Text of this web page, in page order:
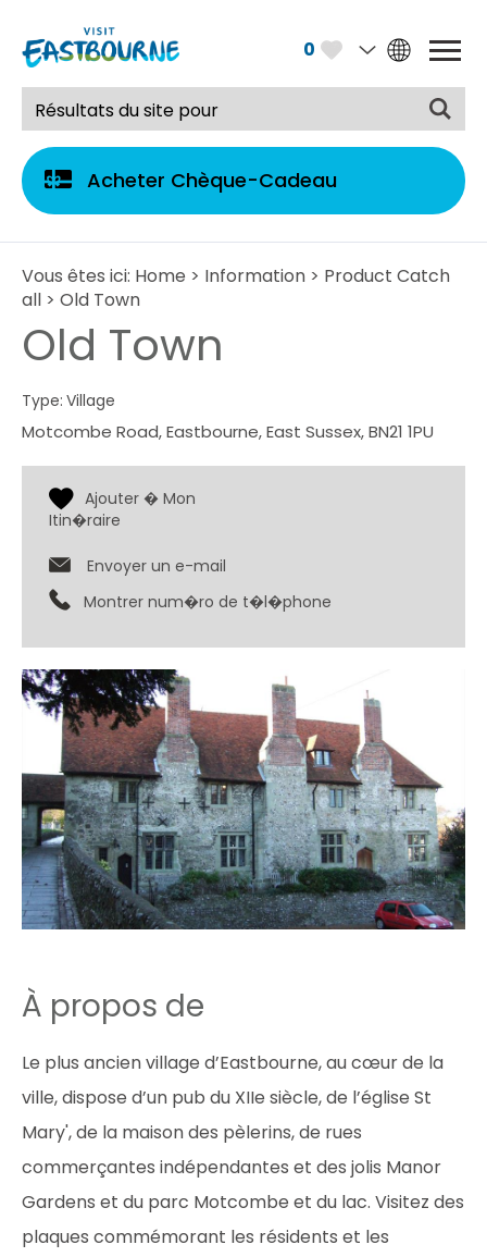
0
Acheter Chèque-Cadeau
Vous êtes ici: Home > Information > Product Catch
all > Old Town
Old Town
Type: Village
Motcombe Road,Eastbourne,East Sussex,BN21 1PU
Envoyer un e-mail
Montrer num�ro de t�l�phone
À propos de
Le plus ancien village d’Eastbourne, au cœur de la
ville, dispose d’un pub du XIIe siècle, de l’église St
Mary', de la maison des pèlerins, de rues
commerçantes indépendantes et des jolis Manor
Gardens et du parc Motcombe et du lac. Visitez des
plaques commémorant les résidents et les